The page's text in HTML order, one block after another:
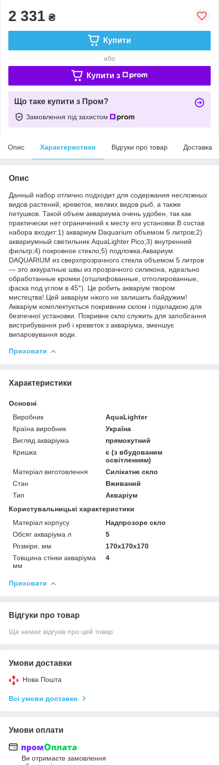
2 331 ₴
Купити
або
Купити з
Що таке купити з Пром?
Замовлення під захистом
Опис Характеристики Відгуки про товар Доставка
Опис
Данный набор отлично подходит для содержания несложных
видов растений, креветок, мелких видов рыб, а также
петушков. Такой объем аквариума очень удобен, так как
практически нет ограничений к месту его установки.В состав
набора входит:1) аквариум Daquarium объемом 5 литров;2)
аквариумный светильник AquaLighter Pico;3) внутренний
фильтр;4) покровное стекло;5) подложка.Аквариум
DAQUARIUM из сверхпрозрачного стекла объемом 5 литров
— это аккуратные швы из прозрачного силикона, идеально
обработанные кромки (отшлифованные, отполированные,
фаска под углом в 45°). Це робить акваріум твором
мистецтва! Цей акваріум нікого не залишить байдужим!
Акваріум комплектується покривним склом і підкладкою для
безпечної установки. Покривне скло служить для запобігання
вистрибування риб і креветок з акваріума, зменшує
випаровування води.
Приховати
Характеристики
Основні
Виробник
AquaLighter
Країна виробник
Україна
Вигляд акваріума
прямокутний
Кришка
є (з вбудованим
освітленням)
Матеріал виготовлення
Силікатне скло
Стан
Вживаний
Тип
Акваріум
Користувальницькі характеристики
Матеріал корпусу
Надпрозоре скло
Обсяг акваріума л
5
Розміри, мм
170х170х170
Товщина стінки акваріума
мм
4
Приховати
Відгуки про товар
Ще немає відгуків про цей товар
Умови доставки
Нова Пошта
Всі умови доставки
Умови оплати
Ви отримаєте замовлення